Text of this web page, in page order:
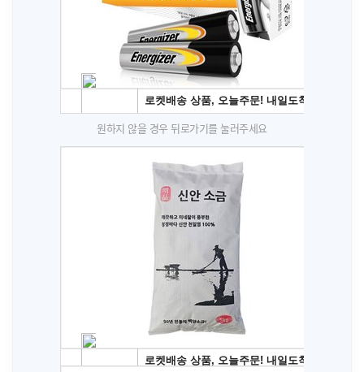
원하지 않을 경우 뒤로가기를 눌러주세요